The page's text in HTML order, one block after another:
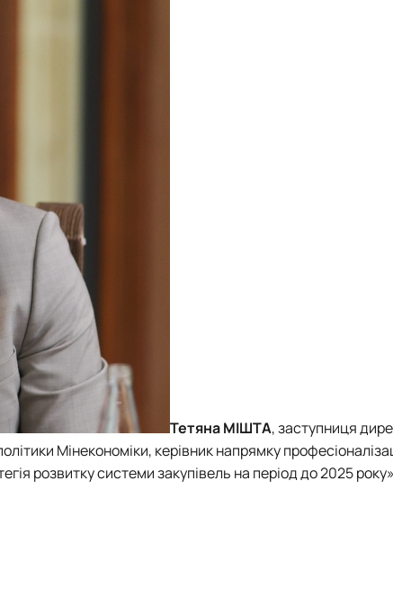
Тетяна МІШТА, заступниця
Мінекономіки, керівник напрямку
розвитку системи закупівель на період до 2025